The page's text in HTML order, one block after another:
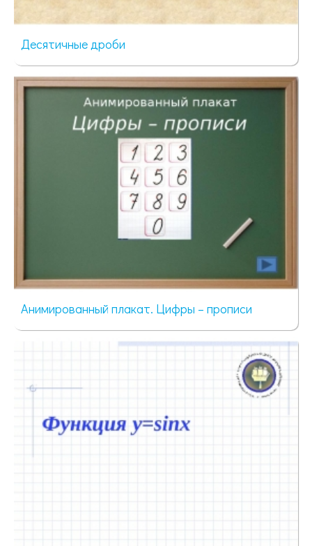
Десятичные дроби
79 просмотров
Анимированный плакат. Цифры – прописи